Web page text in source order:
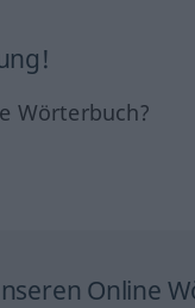
Wörterbuch?
Online